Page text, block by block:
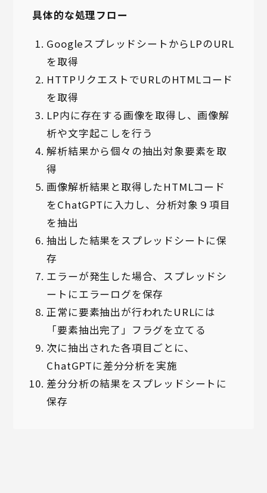
具体的な処理フロー
GoogleスプレッドシートからLPのURL
を取得
HTTPリクエストでURLのHTMLコード
を取得
LP内に存在する画像を取得し、画像解
析や文字起こしを行う
解析結果から個々の抽出対象要素を取
得
画像解析結果と取得したHTMLコード
をChatGPTに入力し、分析対象９項目
を抽出
抽出した結果をスプレッドシートに保
存
エラーが発生した場合、スプレッドシ
ートにエラーログを保存
正常に要素抽出が行われたURLには
「要素抽出完了」フラグを立てる
次に抽出された各項目ごとに、
ChatGPTに差分分析を実施
差分分析の結果をスプレッドシートに
保存